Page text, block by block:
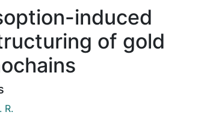
induced
of gold
R.